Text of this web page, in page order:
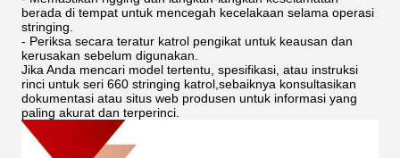
berada di tempat untuk mencegah kecelakaan selama operasi
stringing.
- Periksa secara teratur katrol pengikat untuk keausan dan
kerusakan sebelum digunakan.
Jika Anda mencari model tertentu, spesifikasi, atau instruksi
rinci untuk seri 660 stringing katrol,sebaiknya konsultasikan
dokumentasi atau situs web produsen untuk informasi yang
paling akurat dan terperinci.